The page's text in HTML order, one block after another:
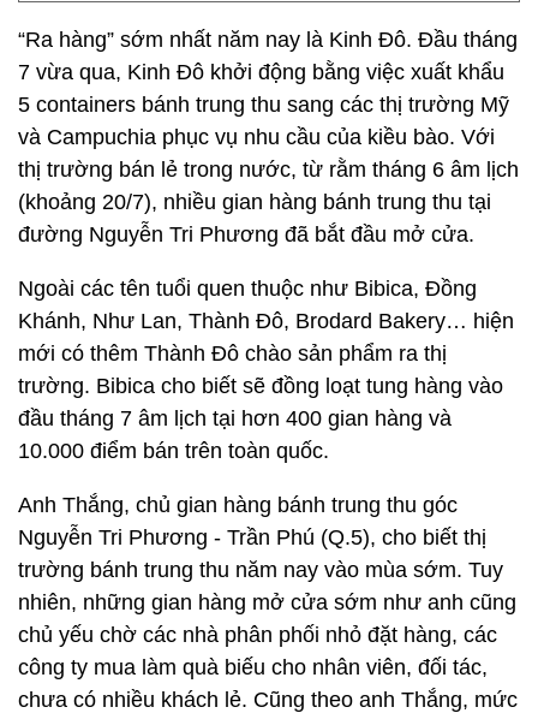
“Ra hàng” sớm nhất năm nay là Kinh Đô. Đầu tháng
7 vừa qua, Kinh Đô khởi động bằng việc xuất khẩu
5 containers bánh trung thu sang các thị trường Mỹ
và Campuchia phục vụ nhu cầu của kiều bào. Với
thị trường bán lẻ trong nước, từ rằm tháng 6 âm lịch
(khoảng 20/7), nhiều gian hàng bánh trung thu tại
đường Nguyễn Tri Phương đã bắt đầu mở cửa.
Ngoài các tên tuổi quen thuộc như Bibica, Đồng
Khánh, Như Lan, Thành Đô, Brodard Bakery… hiện
mới có thêm Thành Đô chào sản phẩm ra thị
trường. Bibica cho biết sẽ đồng loạt tung hàng vào
đầu tháng 7 âm lịch tại hơn 400 gian hàng và
10.000 điểm bán trên toàn quốc.
Anh Thắng, chủ gian hàng bánh trung thu góc
Nguyễn Tri Phương - Trần Phú (Q.5), cho biết thị
trường bánh trung thu năm nay vào mùa sớm. Tuy
nhiên, những gian hàng mở cửa sớm như anh cũng
chủ yếu chờ các nhà phân phối nhỏ đặt hàng, các
công ty mua làm quà biếu cho nhân viên, đối tác,
chưa có nhiều khách lẻ. Cũng theo anh Thắng, mức